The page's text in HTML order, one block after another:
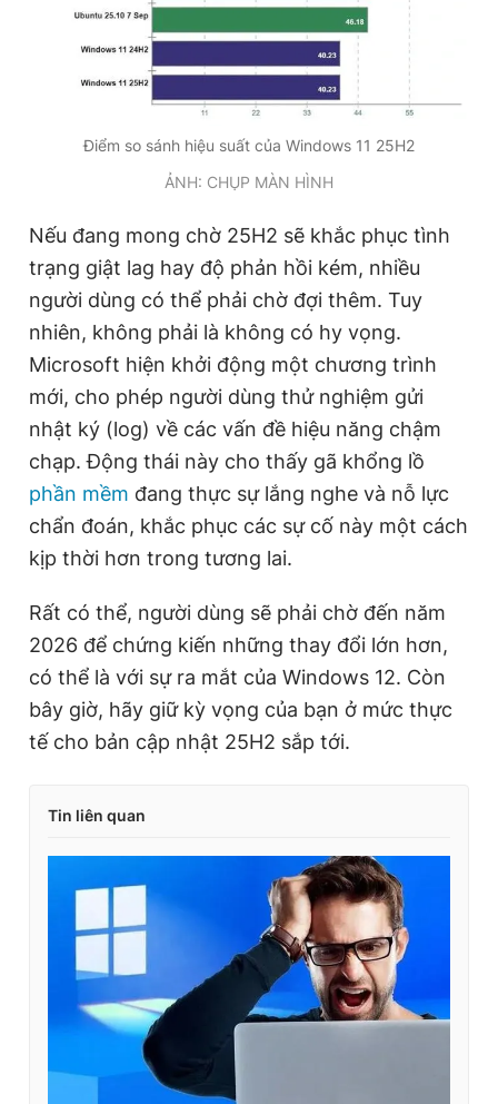
Điểm so sánh hiệu suất của Windows 11 25H2
ẢNH: CHỤP MÀN HÌNH
Nếu đang mong chờ 25H2 sẽ khắc phục tình
trạng giật lag hay độ phản hồi kém, nhiều
người dùng có thể phải chờ đợi thêm. Tuy
nhiên, không phải là không có hy vọng.
Microsoft hiện khởi động một chương trình
mới, cho phép người dùng thử nghiệm gửi
nhật ký (log) về các vấn đề hiệu năng chậm
chạp. Động thái này cho thấy gã khổng lồ
phần mềm đang thực sự lắng nghe và nỗ lực
chẩn đoán, khắc phục các sự cố này một cách
kịp thời hơn trong tương lai.
Rất có thể, người dùng sẽ phải chờ đến năm
2026 để chứng kiến những thay đổi lớn hơn,
có thể là với sự ra mắt của Windows 12. Còn
bây giờ, hãy giữ kỳ vọng của bạn ở mức thực
tế cho bản cập nhật 25H2 sắp tới.
Tin liên quan